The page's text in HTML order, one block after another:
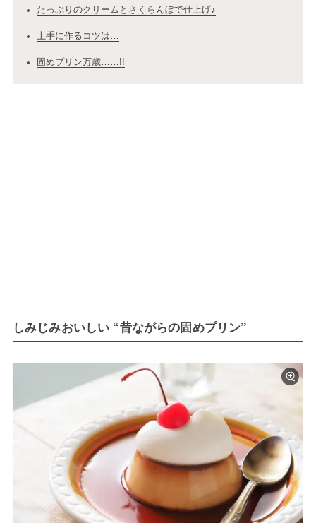
たっぷりのクリームとさくらんぼで仕上げ♪
上手に作るコツは…
固めプリン万歳……!!
しみじみおいしい “昔ながらの固めプリン”